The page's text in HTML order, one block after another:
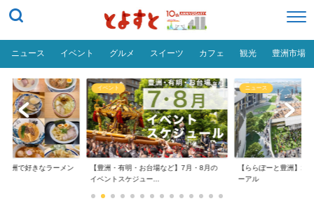
ニュース イベント グルメ スイーツ カフェ 観光 豊洲市場
場など】7月・8月の
ニュース
【ららぽーと豊洲】2026年大規模リニュ
ーアル
おトク
【豊洲 千客万来】日帰
る！割引料金やクーポ...